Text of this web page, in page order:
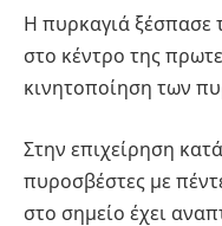
Η πυρκαγιά ξέσπασε
στο κέντρο της
κινητοποίηση των
Στην επιχείρηση
πυροσβέστες με
στο σημείο έχει